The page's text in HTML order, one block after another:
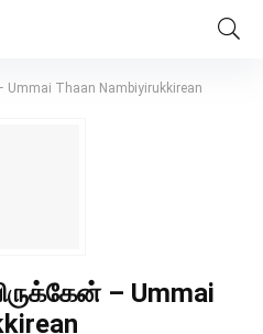
Thaan Nambiyirukkirean
– Ummai